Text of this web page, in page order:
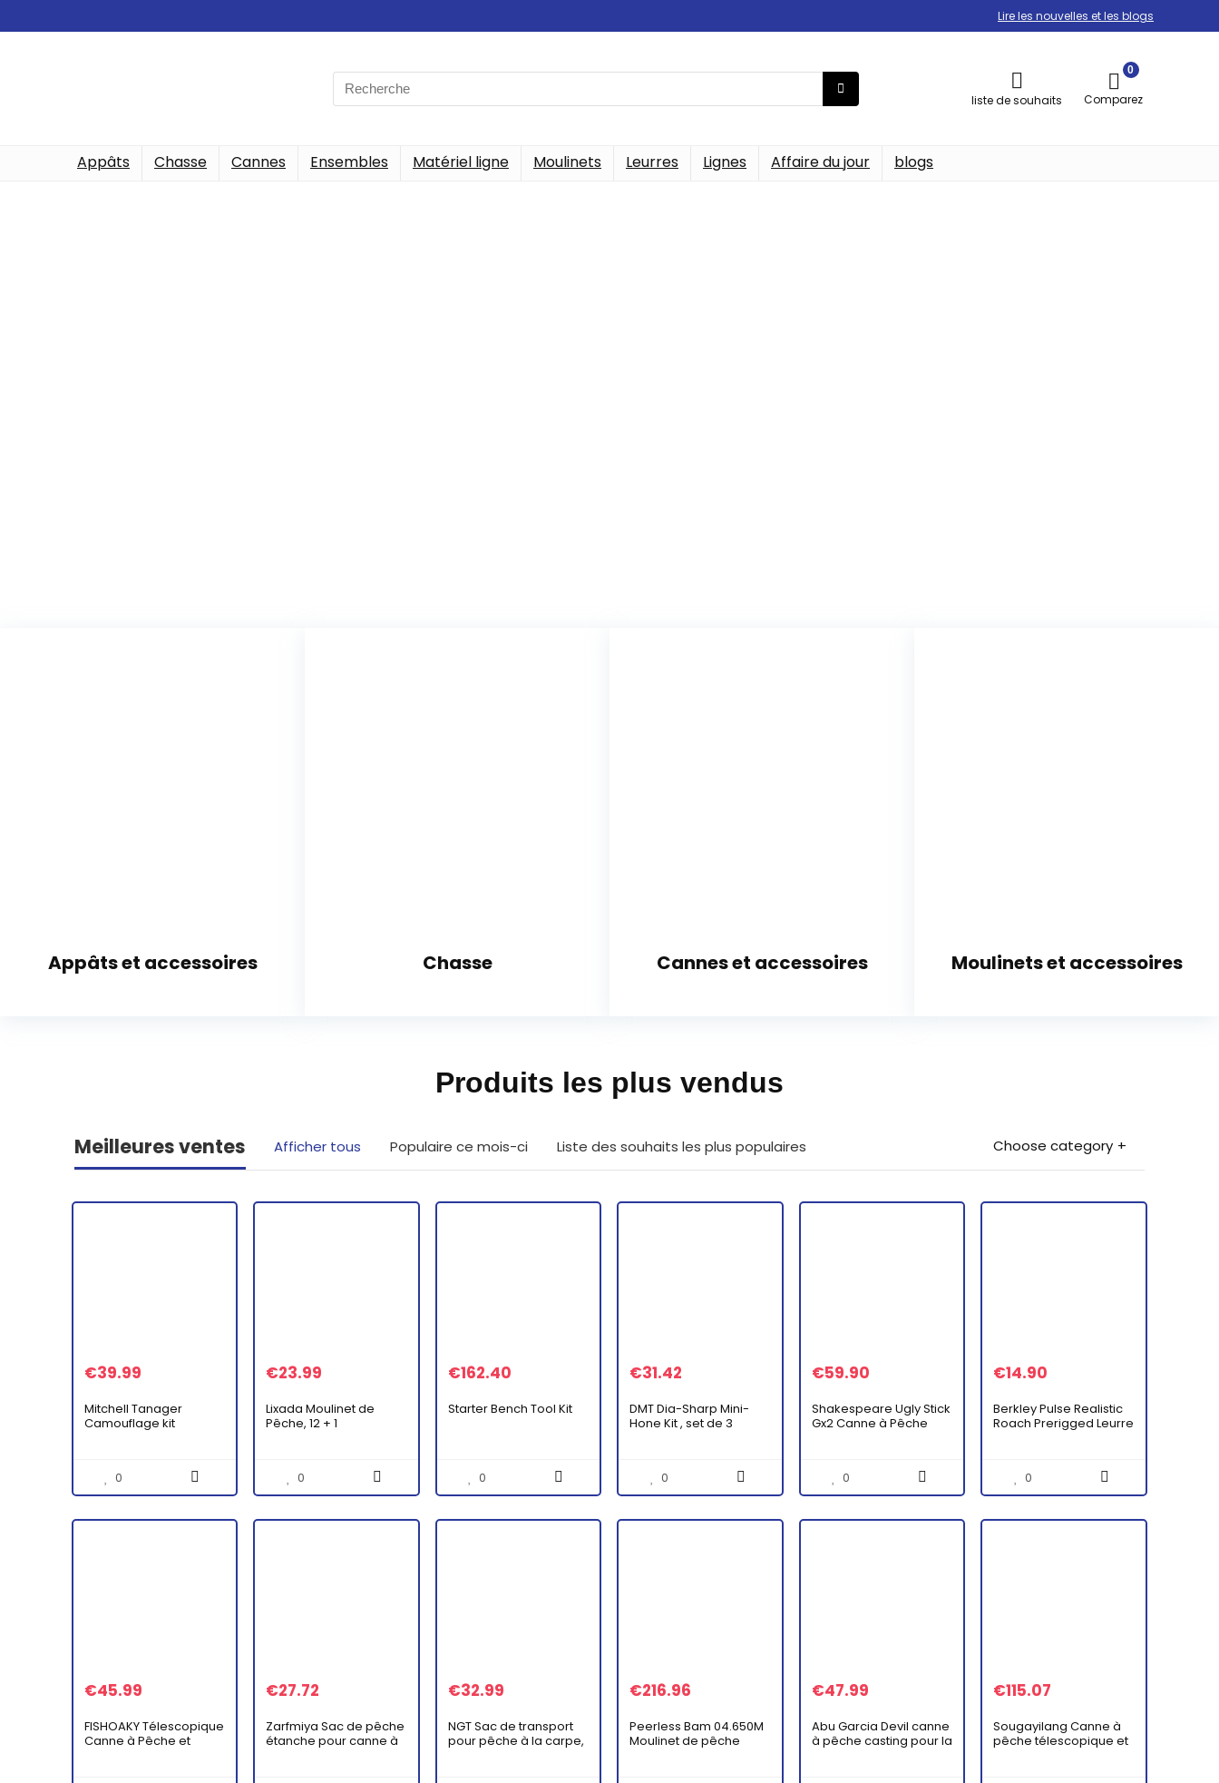
Lire les nouvelles et les blogs
liste de souhaits
0
Comparez
Appâts Chasse Cannes Ensembles Matériel ligne Moulinets Leurres Lignes Affaire du jour blogs
Appâts et accessoires Chasse Cannes et accessoires Moulinets et accessoires
Produits les plus vendus
Meilleures ventes Afficher tous Populaire ce mois-ci Liste des souhaits les plus populaires Choose category
€39.99
Mitchell Tanager
Camouflage kit
Moulinet avec Fil et
leurres prêt à pêcher
Le Sandre, Le…
0
€23.99
Lixada Moulinet de
Pêche, 12 + 1
Poignée Pêche
Moulinet Spinning
0
€162.40
Starter Bench Tool Kit
0
€31.42
DMT Dia-Sharp Mini-
Hone Kit , set de 3
cm / 2,5 pouces, D2K
0
€59.90
Shakespeare Ugly Stick
Gx2 Canne à Pêche
Bateau ou en Kayak –
Bar, Lieu…
0
€14.90
Berkley Pulse Realistic
Roach Prerigged Leurre
Pêche des Carnassiers
en Eau Douce…
0
€45.99
FISHOAKY Télescopique
Canne à Pêche et
€27.72
Zarfmiya Sac de pêche
étanche pour canne à
€32.99
NGT Sac de transport
pour pêche à la carpe,
€216.96
Peerless Bam 04.650M
Moulinet de pêche
€47.99
Abu Garcia Devil canne
à pêche casting pour la
€115.07
Sougayilang Canne à
pêche télescopique et